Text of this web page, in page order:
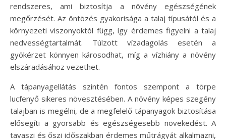
rendszeres, ami biztosítja a növény egészségének
megőrzését. Az öntözés gyakorisága a talaj típusától és a
környezeti viszonyoktól függ, így érdemes figyelni a talaj
nedvességtartalmát. Túlzott vízadagolás esetén a
gyökérzet könnyen károsodhat, míg a vízhiány a növény
elszáradásához vezethet.
A tápanyagellátás szintén fontos szempont a törpe
lucfenyő sikeres növesztésében. A növény képes szegény
talajban is megélni, de a megfelelő tápanyagok biztosítása
elősegíti a gyorsabb és egészségesebb növekedést. A
tavaszi és őszi időszakban érdemes műtrágyát alkalmazni,